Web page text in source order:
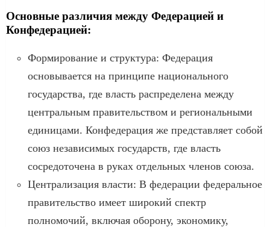
Основные различия между Федерацией и
Конфедерацией:
Формирование и структура: Федерация
основывается на принципе национального
государства, где власть распределена между
центральным правительством и региональными
единицами. Конфедерация же представляет собой
союз независимых государств, где власть
сосредоточена в руках отдельных членов союза.
Централизация власти: В федерации федеральное
правительство имеет широкий спектр
полномочий, включая оборону, экономику,